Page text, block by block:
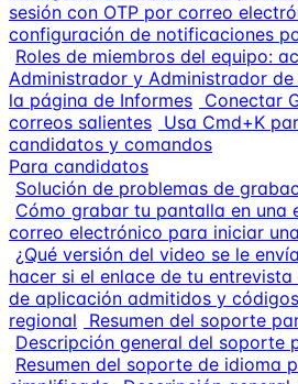
sesión con OTP por correo
configuración de notificaciones
Roles de miembros del equipo:
Administrador y Administrador
la página de Informes Conectar
correos salientes Usa Cmd+K
candidatos y comandos
Para candidatos
Solución de problemas de
Cómo grabar tu pantalla en una
correo electrónico para iniciar
¿Qué versión del video se le
hacer si el enlace de tu
de aplicación admitidos y
regional
Resumen del soporte
Descripción general del soporte
Resumen del soporte de idioma